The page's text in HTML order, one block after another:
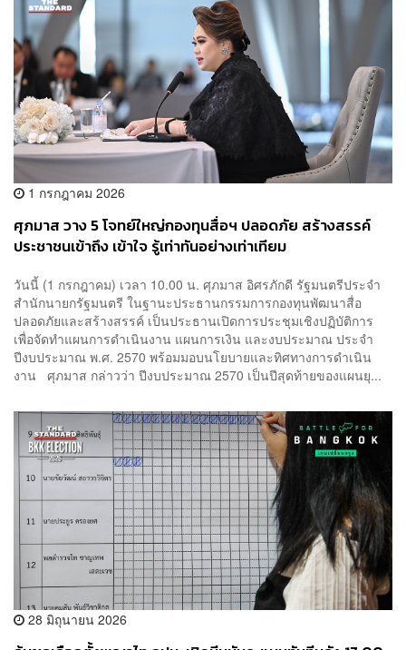
1 กรกฎาคม 2026
ศุภมาส วาง 5 โจทย์ใหญ่กองทุนสื่อฯ ปลอดภัย สร้างสรรค์
ประชาชนเข้าถึง เข้าใจ รู้เท่าทันอย่างเท่าเทียม
วันนี้ (1 กรกฎาคม) เวลา 10.00 น. ศุภมาส อิศรภักดี รัฐมนตรีประจำ
สำนักนายกรัฐมนตรี ในฐานะประธานกรรมการกองทุนพัฒนาสื่อ
ปลอดภัยและสร้างสรรค์ เป็นประธานเปิดการประชุมเชิงปฏิบัติการ
เพื่อจัดทำแผนการดำเนินงาน แผนการเงิน และงบประมาณ ประจำ
ปีงบประมาณ พ.ศ. 2570 พร้อมมอบนโยบายและทิศทางการดำเนิน
งาน ศุภมาส กล่าวว่า ปีงบประมาณ 2570 เป็นปีสุดท้ายของแผนยุ...
28 มิถุนายน 2026